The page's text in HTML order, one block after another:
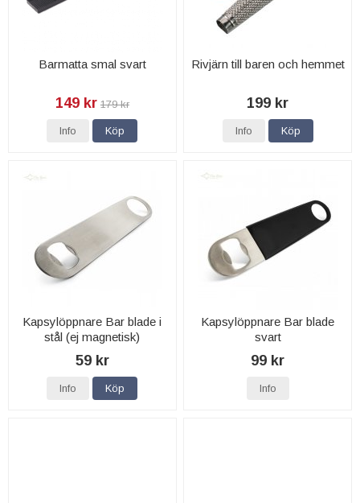
Barmatta smal svart
149 kr 179 kr
Info Köp
Rivjärn till baren och hemmet
199 kr
Info Köp
Kapsylöppnare Bar blade i
stål (ej magnetisk)
59 kr
Info Köp
Kapsylöppnare Bar blade
svart
99 kr
Info